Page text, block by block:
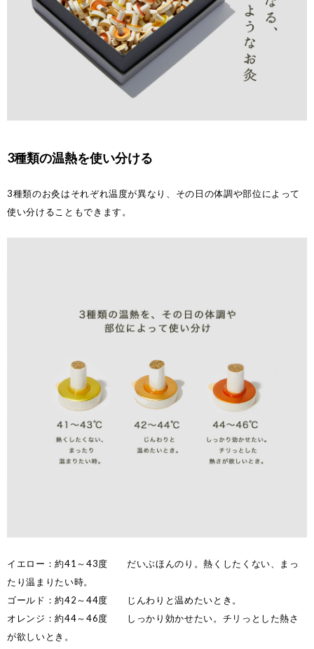
3種類の温熱を使い分ける
3種類のお灸はそれぞれ温度が異なり、その日の体調や部位によって
使い分けることもできます。
イエロー：約41～43度 だいぶほんのり。熱くしたくない、まっ
たり温まりたい時。
ゴールド：約42～44度 じんわりと温めたいとき。
オレンジ：約44～46度 しっかり効かせたい。チリっとした熱さ
が欲しいとき。